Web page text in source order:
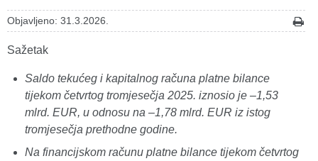
Objavljeno: 31.3.2026.
Sažetak
Saldo tekućeg i kapitalnog računa platne bilance
tijekom četvrtog tromjesečja 2025. iznosio je –1,53
mlrd. EUR, u odnosu na –1,78 mlrd. EUR iz istog
tromjesečja prethodne godine.
Na financijskom računu platne bilance tijekom četvrtog